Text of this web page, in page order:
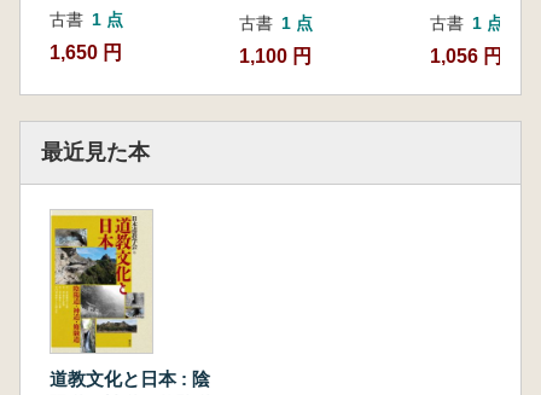
古書 1 点
1,650 円
古書 1 点
1,100 円
古書 1 点
1,056 円
最近見た本
道教文化と日本 : 陰